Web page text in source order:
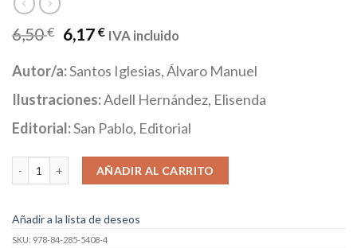
6,50€ 6,17€ IVA incluido
Autor/a:Santos Iglesias, Álvaro Manuel
Ilustraciones:Adell Hernández, Elisenda
Editorial:San Pablo, Editorial
Nace Jesús cantidad
AÑADIR AL CARRITO
Añadir a la lista de deseos
SKU: 978-84-285-5408-4